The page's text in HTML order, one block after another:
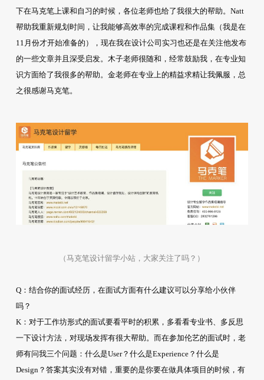
下在马克笔上课和自习的时候，各位老师也给了我很大的帮助。Natt
帮助我重新规划时间，让我能够高效率的完成课程和作品集（我是在
11月份才开始准备的），现在我在设计公司实习也还是在关注他发布
的一些文章并且深受启发。木子老师很随和，经常鼓励我，在专业知
识方面给了我很多的帮助。金老师在专业上的精益求精让我佩服，总
之很感谢马克笔。
（马克笔设计留学小站，大家关注了吗？）
Q：结合你的面试经历，在面试方面有什么建议可以分享给小伙伴
吗？
K：对于工作坊形式的面试要看平时的积累，多看看专业书、多反思
一下设计方法，对现场发挥有很大帮助。而在参加伦艺的面试时，老
师有问我三个问题：什么是User？什么是Experience？什么是
Design？答案其实没有对错，重要的是你要在做具体项目的时候，有